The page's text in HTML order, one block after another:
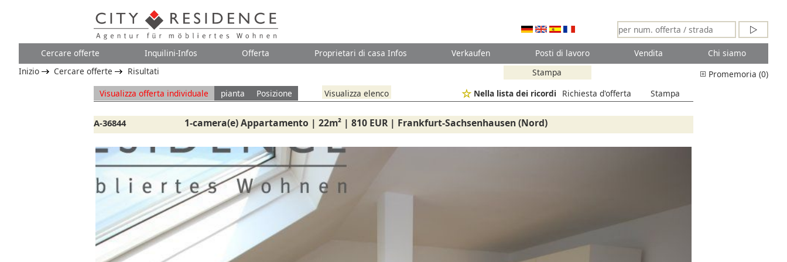
Cercare offerte Inquilini-Infos Offerta Proprietari di casa Infos Verkaufen Posti di lavoro Vendita
Chi siamo
Promemoria (0)
Stampa
Inizio Cercare offerte
Risultati
Visualizza offerta individuale
pianta Posizione Visualizza elenco Stampa
Richiesta d'offerta
Nella lista dei ricordi
A-36844 1-camera(e) Appartamento | 22m² | 810 EUR | Frankfurt-Sachsenhausen (Nord)